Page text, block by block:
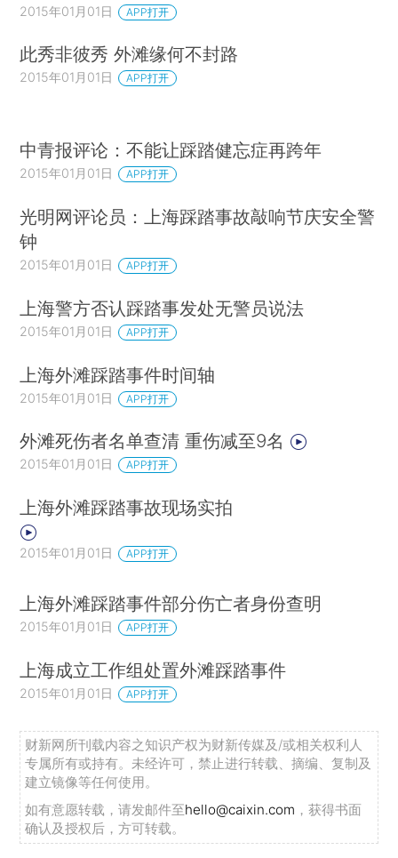
2015年01月01日 APP打开
此秀非彼秀 外滩缘何不封路
2015年01月01日 APP打开
中青报评论：不能让踩踏健忘症再跨年
2015年01月01日 APP打开
光明网评论员：上海踩踏事故敲响节庆安全警
钟
2015年01月01日 APP打开
上海警方否认踩踏事发处无警员说法
2015年01月01日 APP打开
上海外滩踩踏事件时间轴
2015年01月01日 APP打开
外滩死伤者名单查清 重伤减至9名
2015年01月01日 APP打开
上海外滩踩踏事故现场实拍
2015年01月01日 APP打开
上海外滩踩踏事件部分伤亡者身份查明
2015年01月01日 APP打开
上海成立工作组处置外滩踩踏事件
2015年01月01日 APP打开
财新网所刊载内容之知识产权为财新传媒及/或相关权利人
专属所有或持有。未经许可，禁止进行转载、摘编、复制及
建立镜像等任何使用。
如有意愿转载，请发邮件至hello@caixin.com ，获得书面
确认及授权后，方可转载。